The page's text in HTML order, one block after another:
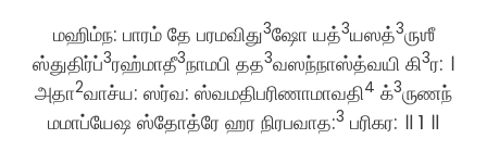
மஹிம்ந: பாரம் தே பரமவிது3ஷோ யத்3யஸத்3ருஶீ
ஸ்துதிர்ப்3ரஹ்மாதீ3நாமபி தத3வஸந்நாஸ்த்வயி கி3ர: ।
அதா2வாச்ய: ஸர்வ: ஸ்வமதிபரிணாமாவதி4 க்3ருணந்
மமாப்யேஷ ஸ்தோத்ரே ஹர நிரபவாத:3 பரிகர: ॥ 1 ॥